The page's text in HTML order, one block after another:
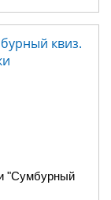
"Сумбурный